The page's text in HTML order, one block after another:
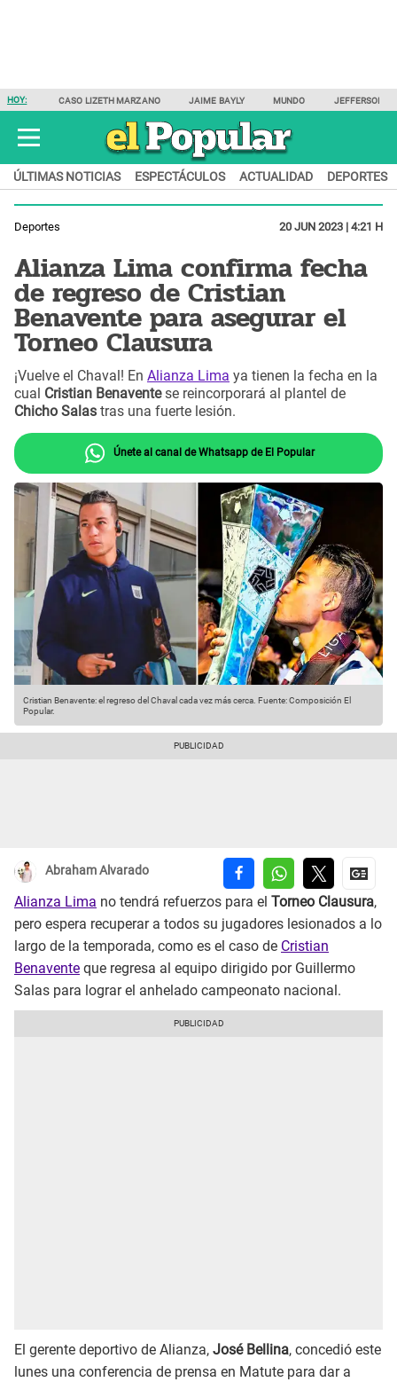
HOY: CASO LIZETH MARZANO JAIME BAYLY MUNDO JEFFERSON
ÚLTIMAS NOTICIAS ESPECTÁCULOS ACTUALIDAD DEPORTES
Deportes 20 JUN 2023 | 4:21 H
Alianza Lima confirma fecha
de regreso de Cristian
Benavente para asegurar el
Torneo Clausura
¡Vuelve el Chaval! En Alianza Lima ya tienen la fecha en la
cual Cristian Benaventese reincorporará al plantel de
Chicho Salas tras una fuerte lesión.
Únete al canal de Whatsapp de El Popular
Cristian Benavente: el regreso del Chaval cada vez más cerca. Fuente: Composición El
Popular.
Abraham Alvarado
Alianza Lima no tendrá refuerzos para el Torneo Clausura,
pero espera recuperar a todos su jugadores lesionados a lo
largo de la temporada, como es el caso de Cristian
Benavente que regresa al equipo dirigido por Guillermo
Salas para lograr el anhelado campeonato nacional.
El gerente deportivo de Alianza, José Bellina, concedió este
lunes una conferencia de prensa en Matute para dar a